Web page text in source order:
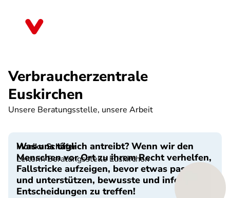
Verbraucherzentrale
Euskirchen
Unsere Beratungsstelle, unsere Arbeit
Was uns täglich antreibt? Wenn wir den
Menschen vor Ort zu ihrem Recht verhelfen,
Fallstricke aufzeigen, bevor etwas passiert
und unterstützen, bewusste und informierte
Entscheidungen zu treffen!
Monika Schiffer
Leiterin Beratungsstelle Euskirchen